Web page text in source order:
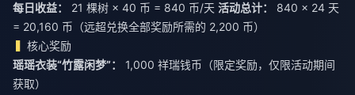
每日收益：
21 棵树 × 40 币 = 840 币/天 活动总计：
840 × 24 天
= 20,160 币（远超兑换全部奖励所需的 2,200 币）
核心奖励
瑶瑶衣装“竹露闲梦”：
1,000 祥瑞钱币（限定奖励，仅限活动期间
获取）